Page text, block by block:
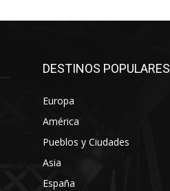
DESTINOS POPULARES
Europa
América
Pueblos y Ciudades
Asia
España